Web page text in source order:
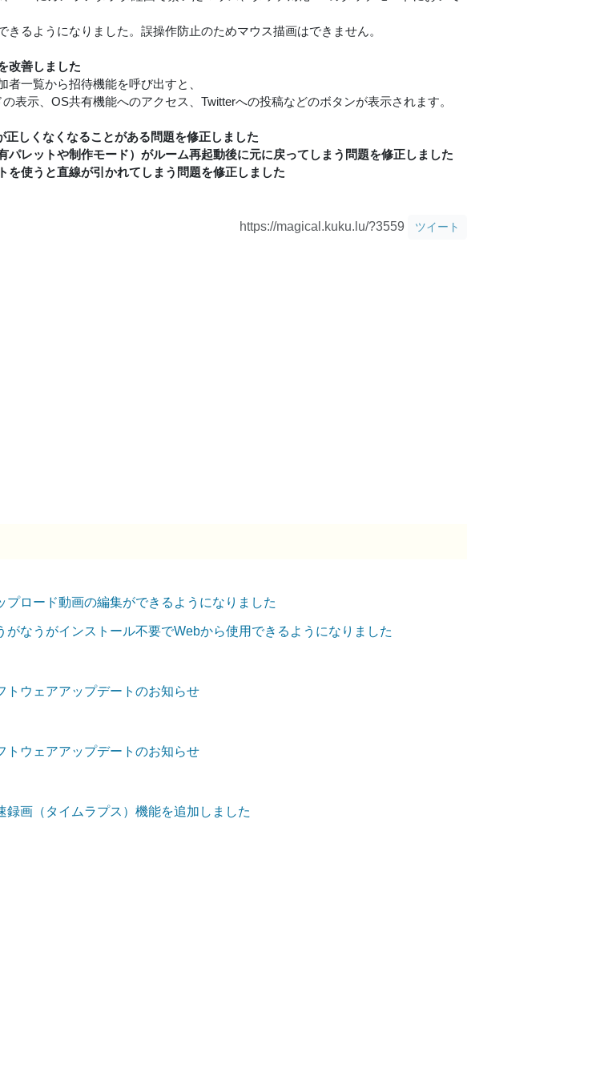
きるようになりました。誤操作防止のためマウス描画はできません。
改善しました
一覧から招待機能を呼び出すと、
表示、OS共有機能へのアクセス、Twitterへの投稿などのボタンが表示されます。
正しくなくなることがある問題を修正しました
パレットや制作モード）がルーム再起動後に元に戻ってしまう問題を修正しました
を使うと直線が引かれてしまう問題を修正しました
https://magical.kuku.lu/?3559 ツイート
プロード動画の編集ができるようになりました
がなうがインストール不要でWebから使用できるようになりました
トウェアアップデートのお知らせ
トウェアアップデートのお知らせ
録画（タイムラプス）機能を追加しました